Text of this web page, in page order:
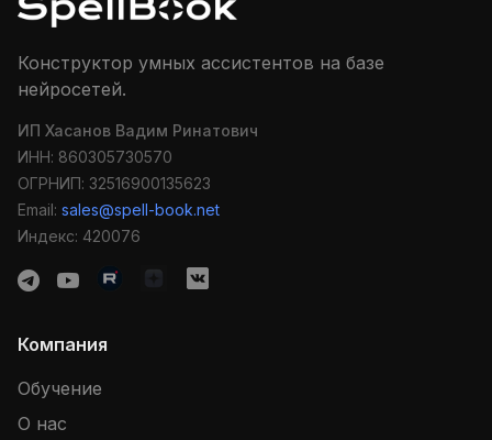
Конструктор умных ассистентов на базе
нейросетей.
ИП Хасанов Вадим Ринатович
ИНН: 860305730570
ОГРНИП: 32516900135623
Email: sales@spell-book.net
Индекс: 420076
Компания
Обучение
О нас